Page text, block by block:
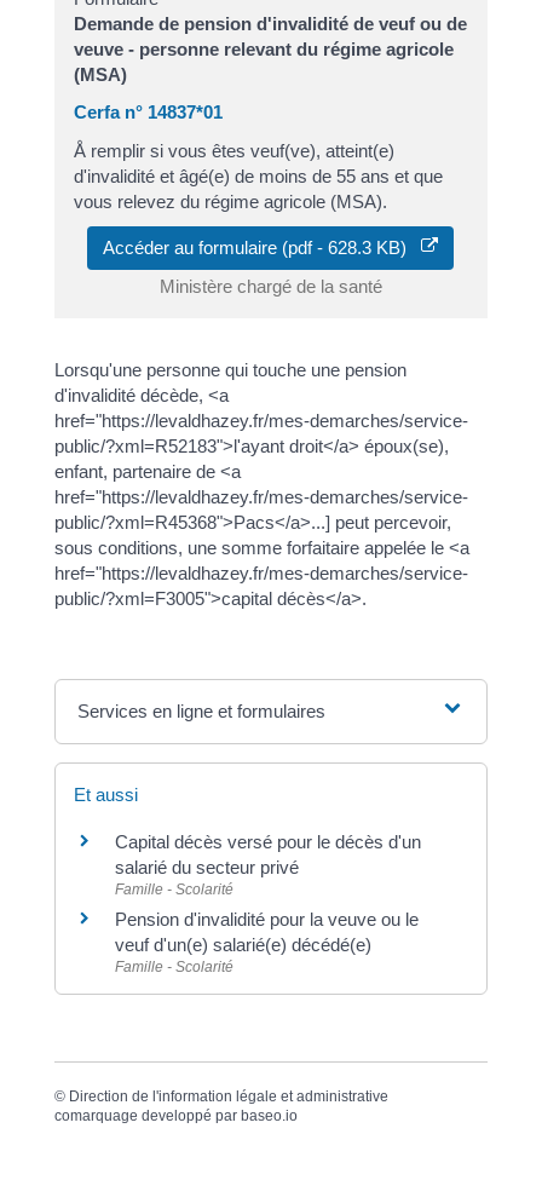
Demande de pension d'invalidité de veuf ou de
veuve - personne relevant du régime agricole
(MSA)
Cerfa n° 14837*01
Å remplir si vous êtes veuf(ve), atteint(e)
d'invalidité et âgé(e) de moins de 55 ans et que
vous relevez du régime agricole (MSA).
Accéder au formulaire (pdf - 628.3 KB)
Ministère chargé de la santé
Lorsqu'une personne qui touche une pension
d'invalidité décède, <a
href="https://levaldhazey.fr/mes-demarches/service-
public/?xml=R52183">l'ayant droit</a> époux(se),
enfant, partenaire de <a
href="https://levaldhazey.fr/mes-demarches/service-
public/?xml=R45368">Pacs</a>...] peut percevoir,
sous conditions, une somme forfaitaire appelée le <a
href="https://levaldhazey.fr/mes-demarches/service-
public/?xml=F3005">capital décès</a>.
Services en ligne et formulaires
Et aussi
Capital décès versé pour le décès d'un
salarié du secteur privé
Famille - Scolarité
Pension d'invalidité pour la veuve ou le
veuf d'un(e) salarié(e) décédé(e)
Famille - Scolarité
© Direction de l'information légale et administrative
comarquage developpé par baseo.io